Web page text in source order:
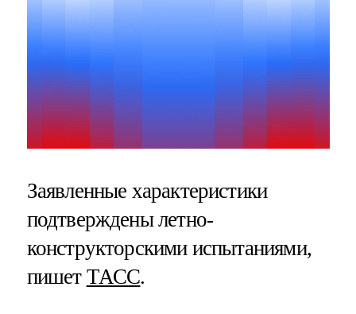
Заявленные характеристики
подтверждены летно-
конструкторскими испытаниями,
пишет ТАСС.